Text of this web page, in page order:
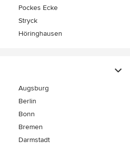
Pockes Ecke
Stryck
Höringhausen
Augsburg
Berlin
Bonn
Bremen
Darmstadt